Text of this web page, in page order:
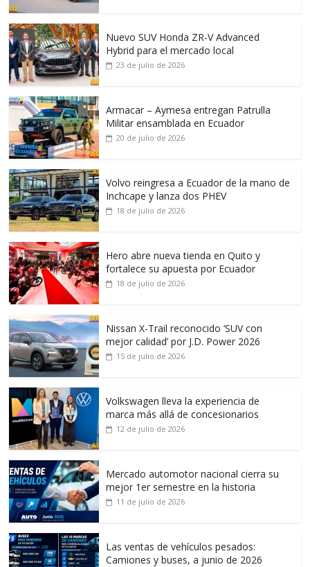
Nuevo SUV Honda ZR-V Advanced
Hybrid para el mercado local
23 de julio de 2026
Armacar – Aymesa entregan Patrulla
Militar ensamblada en Ecuador
20 de julio de 2026
Volvo reingresa a Ecuador de la mano de
Inchcape y lanza dos PHEV
18 de julio de 2026
Hero abre nueva tienda en Quito y
fortalece su apuesta por Ecuador
18 de julio de 2026
Nissan X-Trail reconocido ‘SUV con
mejor calidad’ por J.D. Power 2026
15 de julio de 2026
Volkswagen lleva la experiencia de
marca más allá de concesionarios
12 de julio de 2026
Mercado automotor nacional cierra su
mejor 1er semestre en la historia
11 de julio de 2026
Las ventas de vehículos pesados:
Camiones y buses, a junio de 2026